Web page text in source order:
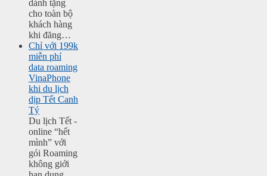
dành tặng
cho toàn bộ
khách hàng
khi đăng…
Chỉ với 199k
miễn phí
data roaming
VinaPhone
khi du lịch
dịp Tết Canh
Tý
Du lịch Tết -
online “hết
mình” với
gói Roaming
không giới